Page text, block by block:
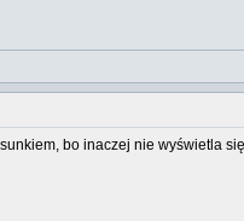
bo inaczej nie wyświetla